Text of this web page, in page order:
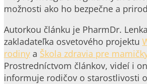
Autorkou článku je PharmDr.
zakladateľka osvetového projektu
rodiny a Škola zdravia pre
Prostredníctvom článkov, videí i
informuje rodičov o starostlivosti